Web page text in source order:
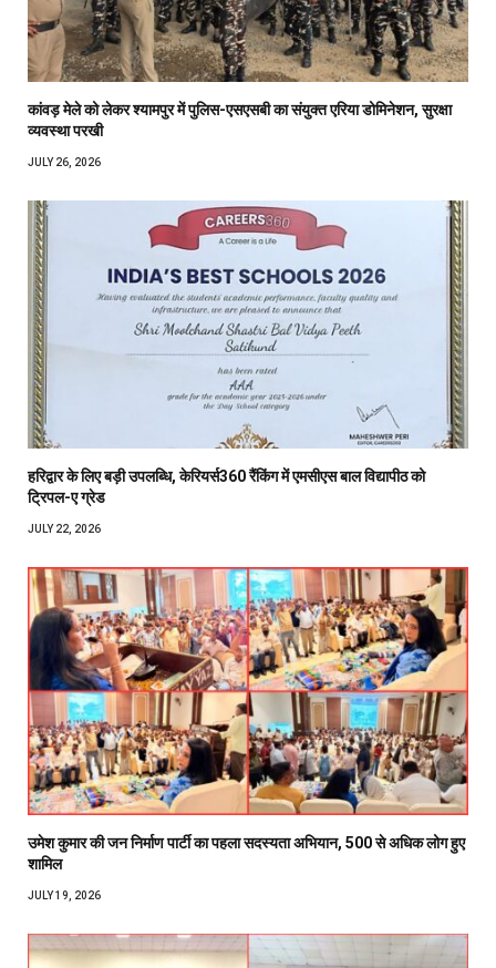
कांवड़ मेले को लेकर श्यामपुर में पुलिस-एसएसबी का संयुक्त एरिया डोमिनेशन, सुरक्षा
व्यवस्था परखी
JULY 26, 2026
हरिद्वार के लिए बड़ी उपलब्धि, केरियर्स360 रैंकिंग में एमसीएस बाल विद्यापीठ को
ट्रिपल-ए ग्रेड
JULY 22, 2026
उमेश कुमार की जन निर्माण पार्टी का पहला सदस्यता अभियान, 500 से अधिक लोग हुए
शामिल
JULY 19, 2026